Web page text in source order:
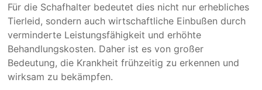
Für die Schafhalter bedeutet dies nicht nur erhebliches
Tierleid, sondern auch wirtschaftliche Einbußen durch
verminderte Leistungsfähigkeit und erhöhte
Behandlungskosten. Daher ist es von großer
Bedeutung, die Krankheit frühzeitig zu erkennen und
wirksam zu bekämpfen.